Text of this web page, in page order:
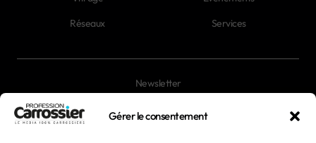
Gérer le consentement
Réseaux
Services
Newsletter